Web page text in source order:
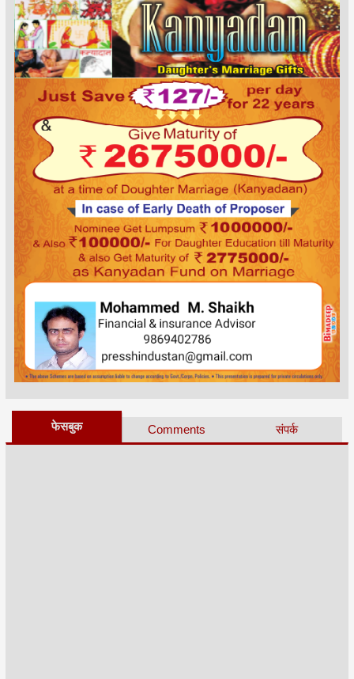
फेसबुक Comments संपर्क